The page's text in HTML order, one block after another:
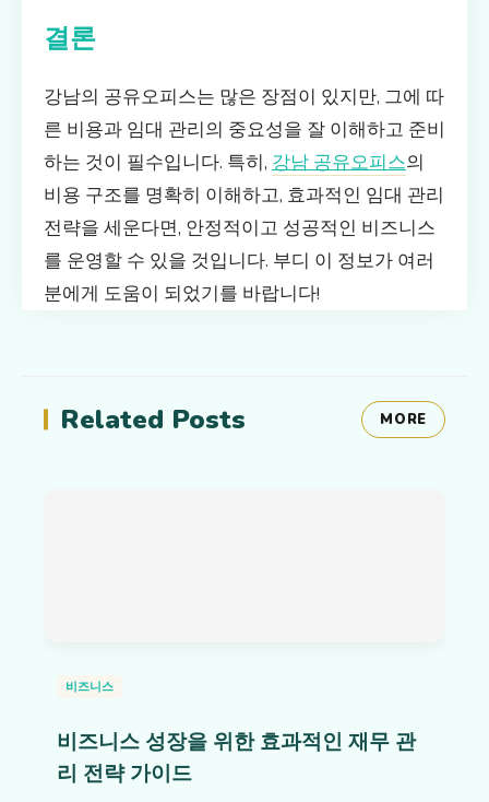
결론
강남의 공유오피스는 많은 장점이 있지만, 그에 따
른 비용과 임대 관리의 중요성을 잘 이해하고 준비
하는 것이 필수입니다. 특히, 강남 공유오피스의
비용 구조를 명확히 이해하고, 효과적인 임대 관리
전략을 세운다면, 안정적이고 성공적인 비즈니스
를 운영할 수 있을 것입니다. 부디 이 정보가 여러
분에게 도움이 되었기를 바랍니다!
Related Posts MORE
비즈니스
비즈니스 성장을 위한 효과적인 재무 관
리 전략 가이드